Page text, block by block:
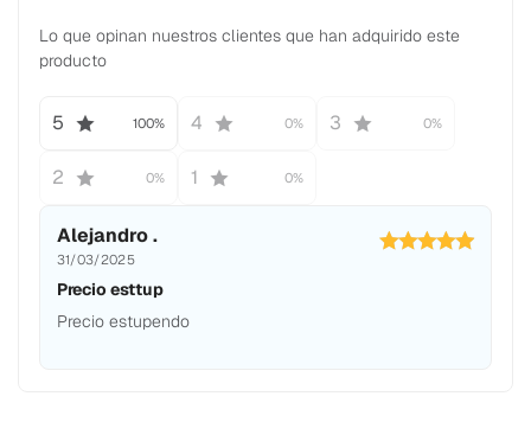
Lo que opinan nuestros clientes que han adquirido este
producto
5 100% 4 0% 3 0%
2 0% 1 0%
Alejandro .
31/03/2025
Precio esttup
Precio estupendo